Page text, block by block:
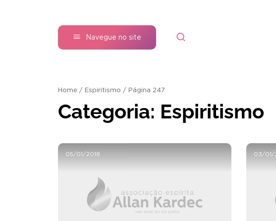
Navegue no site
Home / Espiritismo / Página 247
Categoria: Espiritismo
05/01/2018 03/01/